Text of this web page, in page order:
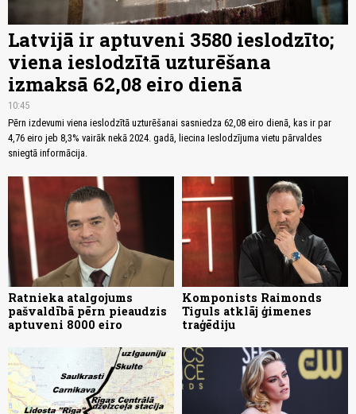
Latvijā ir aptuveni 3580 ieslodzīto;
viena ieslodzītā uzturēšana
izmaksā 62,08 eiro dienā
10:45
Pērn izdevumi viena ieslodzītā uzturēšanai sasniedza 62,08 eiro dienā, kas ir par
4,76 eiro jeb 8,3% vairāk nekā 2024. gadā, liecina Ieslodzījuma vietu pārvaldes
sniegtā informācija.
Ratnieka atalgojums
pašvaldībā pērn pieaudzis
aptuveni 8000 eiro
Komponists Raimonds
Tiguls atklāj ģimenes
traģēdiju